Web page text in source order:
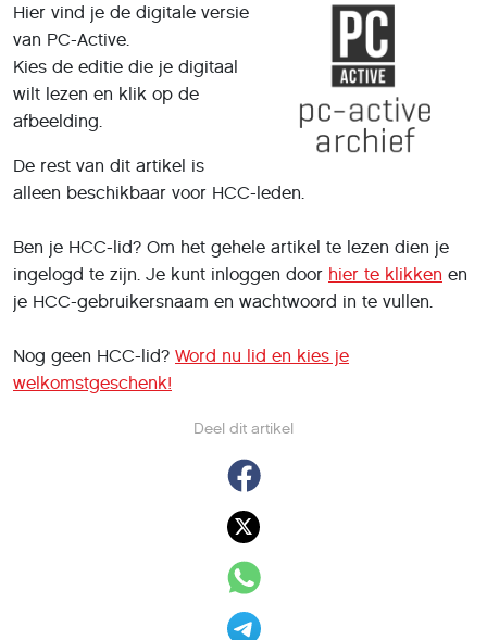
Deel dit artikel
Hier vind je de digitale versie
van PC-Active.
Kies de editie die je digitaal
wilt lezen en klik op de
afbeelding.
De rest van dit artikel is
alleen beschikbaar voor HCC-leden.
Ben je HCC-lid? Om het gehele artikel te lezen dien je
ingelogd te zijn. Je kunt inloggen door hier te klikken en
je HCC-gebruikersnaam en wachtwoord in te vullen.
Nog geen HCC-lid? Word nu lid en kies je
welkomstgeschenk!